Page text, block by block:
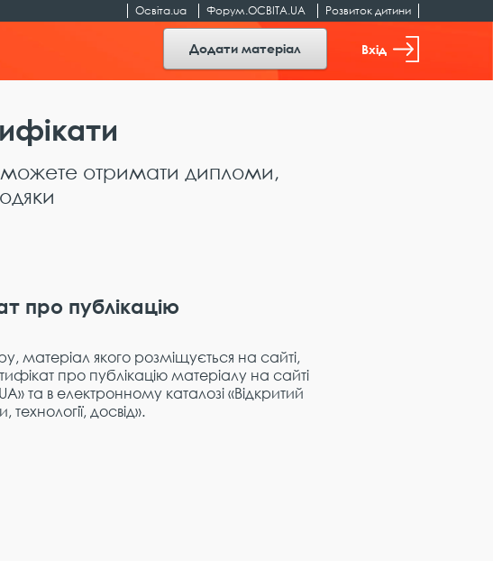
Освіта.ua Форум.ОСВІТА.UA Розвиток дитини
Додати матеріал Вхід
можете отримати дипломи,
про публікацію
матеріал якого розміщується на сайті,
про публікацію матеріалу на сайті
та в електронному каталозі «Відкритий
досвід».